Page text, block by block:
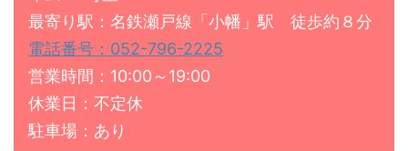
最寄り駅：名鉄瀬戸線「小幡」駅 徒歩約８分
電話番号：052-796-2225
営業時間：10:00～19:00
休業日：不定休
駐車場：あり